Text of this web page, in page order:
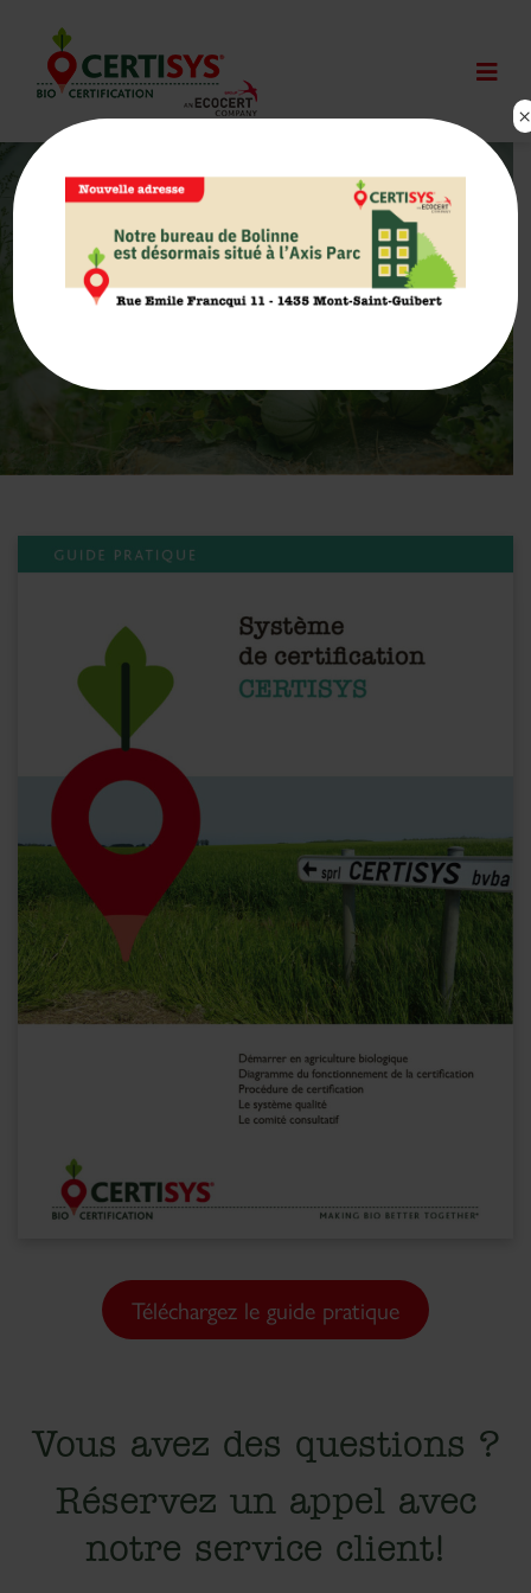
Guide pratique -Système de
Téléchargez le guide pratique
Vous avez des questions ?
Réservez un appel avec
notre service client!
×